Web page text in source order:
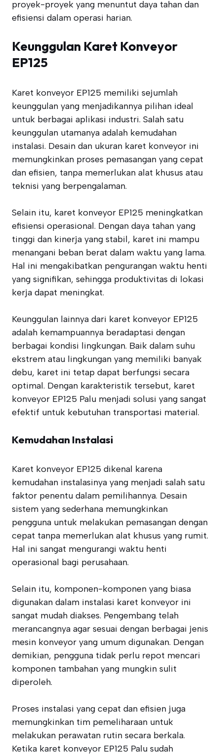
proyek-proyek yang menuntut daya tahan dan
efisiensi dalam operasi harian.
Keunggulan Karet Konveyor
EP125
Karet konveyor EP125 memiliki sejumlah
keunggulan yang menjadikannya pilihan ideal
untuk berbagai aplikasi industri. Salah satu
keunggulan utamanya adalah kemudahan
instalasi. Desain dan ukuran karet konveyor ini
memungkinkan proses pemasangan yang cepat
dan efisien, tanpa memerlukan alat khusus atau
teknisi yang berpengalaman.
Selain itu, karet konveyor EP125 meningkatkan
efisiensi operasional. Dengan daya tahan yang
tinggi dan kinerja yang stabil, karet ini mampu
menangani beban berat dalam waktu yang lama.
Hal ini mengakibatkan pengurangan waktu henti
yang signifikan, sehingga produktivitas di lokasi
kerja dapat meningkat.
Keunggulan lainnya dari karet konveyor EP125
adalah kemampuannya beradaptasi dengan
berbagai kondisi lingkungan. Baik dalam suhu
ekstrem atau lingkungan yang memiliki banyak
debu, karet ini tetap dapat berfungsi secara
optimal. Dengan karakteristik tersebut, karet
konveyor EP125 Palu menjadi solusi yang sangat
efektif untuk kebutuhan transportasi material.
Kemudahan Instalasi
Karet konveyor EP125 dikenal karena
kemudahan instalasinya yang menjadi salah satu
faktor penentu dalam pemilihannya. Desain
sistem yang sederhana memungkinkan
pengguna untuk melakukan pemasangan dengan
cepat tanpa memerlukan alat khusus yang rumit.
Hal ini sangat mengurangi waktu henti
operasional bagi perusahaan.
Selain itu, komponen-komponen yang biasa
digunakan dalam instalasi karet konveyor ini
sangat mudah diakses. Pengembang telah
merancangnya agar sesuai dengan berbagai jenis
mesin konveyor yang umum digunakan. Dengan
demikian, pengguna tidak perlu repot mencari
komponen tambahan yang mungkin sulit
diperoleh.
Proses instalasi yang cepat dan efisien juga
memungkinkan tim pemeliharaan untuk
melakukan perawatan rutin secara berkala.
Ketika karet konveyor EP125 Palu sudah